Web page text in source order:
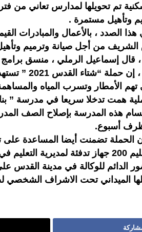
تم تحويلها لمدارس تعاني من
وتأهيل مستمرة .
الصدد ، بالأعمال والمبادرات
من أجل صيانة وترميم
قال إسماعيل الرملي ، منسق
في القدس ،
تهم الأمطار وتسرب المياه
همت تدخلا سريعا في مدرسة ”
هذه المدرسة بإصلاح الصف
أسبوع.
الحملة تضمنت أيضا المساعدة
حيث تم تسليم 200 جهاز تدفئة
الدائم للوكالة في مدينة القدس
الميداني تحت الاشراف الشخصي